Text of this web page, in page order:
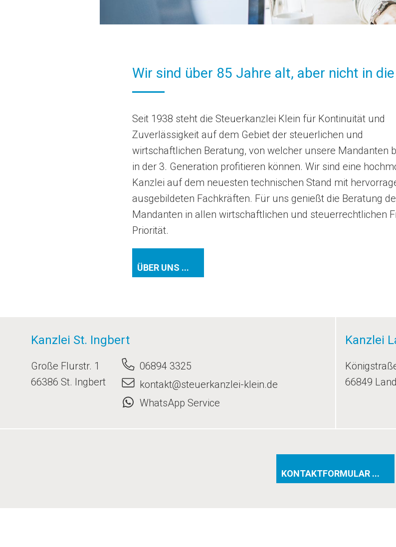
Wir sind über 85 Jahre alt, aber nicht in
Seit 1938 steht die Steuerkanzlei Klein für Kontinuität und
Zuverlässigkeit auf dem Gebiet der steuerlichen und
wirtschaftlichen Beratung, von welcher unsere Mandanten
in der 3. Generation profitieren können. Wir sind eine
Kanzlei auf dem neuesten technischen Stand mit
ausgebildeten Fachkräften. Für uns genießt die Beratung
Mandanten in allen wirtschaftlichen und steuerrechtlichen
Priorität.
ÜBER UNS ...
Kanzlei St. Ingbert
Große Flurstr. 1
66386 St. Ingbert
06894 3325
kontakt@steuerkanzlei-klein.de
WhatsApp Service
Kanzlei
66849
KONTAKTFORMULAR ...